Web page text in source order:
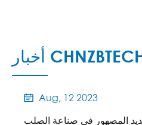
 Aug, 12 2023
المصهور في صناعة الصلب